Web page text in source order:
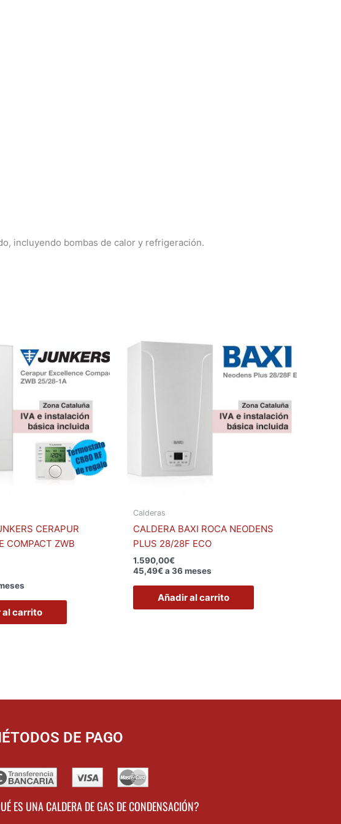
incluyendo bombas de calor y refrigeración.
CERAPUR
COMPACT ZWB
al carrito
Calderas
CALDERA BAXI ROCA NEODENS
PLUS 28/28F ECO
1.590,00€
45,49€ a 36 meses
Añadir al carrito
DE PAGO
ES UNA CALDERA DE GAS DE CONDENSACIÓN?